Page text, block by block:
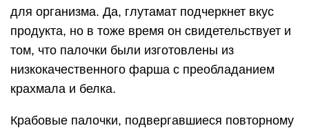
для организма. Да, глутамат подчеркнет вкус
продукта, но в тоже время он свидетельствует и
том, что палочки были изготовлены из
низкокачественного фарша с преобладанием
крахмала и белка.
Крабовые палочки, подвергавшиеся повторному